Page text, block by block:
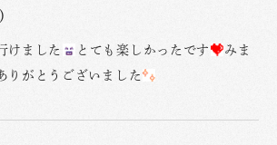
けました とても楽しかったです
みま
りがとうございました